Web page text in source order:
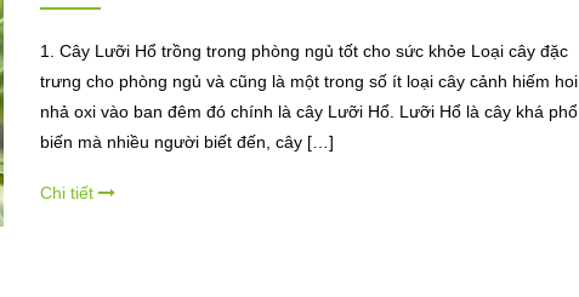
1. Cây Lưỡi Hổ trồng trong phòng ngủ tốt cho sức khỏe Loại cây đặc
trưng cho phòng ngủ và cũng là một trong số ít loại cây cảnh hiếm hoi
nhả oxi vào ban đêm đó chính là cây Lưỡi Hổ. Lưỡi Hổ là cây khá phổ
biến mà nhiều người biết đến, cây […]
Chi tiết